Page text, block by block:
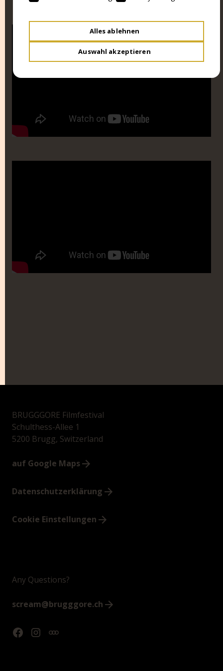
BRUGGGORE Filmfestival
Schulthess-Allee 1
5200 Brugg, Switzerland
auf Google Maps
Datenschutzerklärung
Cookie Einstellungen
Alles ablehnen
Auswahl akzeptieren
Any Questions?
scream@brugggore.ch